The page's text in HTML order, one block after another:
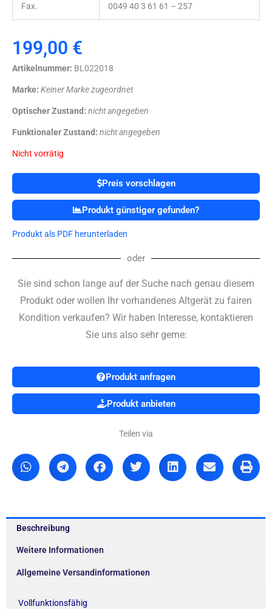
Fax. 0049 40 3 61 61 – 257
199,00 €
Artikelnummer: BL022018
Marke: Keiner Marke zugeordnet
Optischer Zustand: nicht angegeben
Funktionaler Zustand: nicht angegeben
Nicht vorrätig
Preis vorschlagen
Produkt günstiger gefunden?
Produkt als PDF herunterladen
oder
Sie sind schon lange auf der Suche nach genau diesem
Produkt oder wollen Ihr vorhandenes Altgerät zu fairen
Kondition verkaufen? Wir haben Interesse, kontaktieren
Sie uns also sehr gerne:
Produkt anfragen
Produkt anbieten
Teilen via
Beschreibung
Weitere Informationen
Allgemeine Versandinformationen
Vollfunktionsfähig